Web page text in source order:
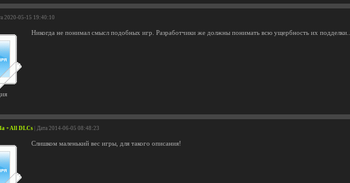
2020-05-15 19:40:10
Никогда не понимал смысл подобных игр. Разработчики же должны понимать всю ущербность их подделки...
+ All DLCs | Дата 2014-06-05 08:48:23
Слишком маленький вес игры, для такого описания!